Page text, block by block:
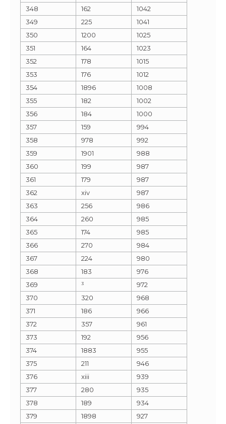
348
162
1042
349
225
1041
350
1200
1025
351
164
1023
352
178
1015
353
176
1012
354
1896
1008
355
182
1002
356
184
1000
357
159
994
358
978
992
359
1901
988
360
199
987
361
179
987
362
xiv
987
363
256
986
364
260
985
365
174
985
366
270
984
367
224
980
368
183
976
369
³
972
370
320
968
371
186
966
372
357
961
373
192
956
374
1883
955
375
211
946
376
xiii
939
377
280
935
378
189
934
379
1898
927